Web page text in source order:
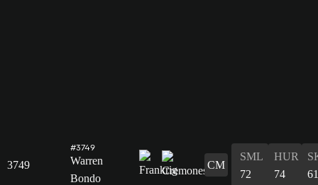
3749
#3749
Warren
Bondo
CM
SML
72
HUR
74
61